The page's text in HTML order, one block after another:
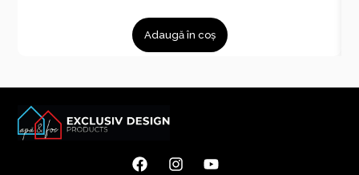
Adaugă în coș